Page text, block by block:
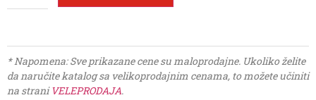
* Napomena: Sve prikazane cene su maloprodajne. Ukoliko želite
da naručite katalog sa velikoprodajnim cenama, to možete učiniti
na straniVELEPRODAJA.